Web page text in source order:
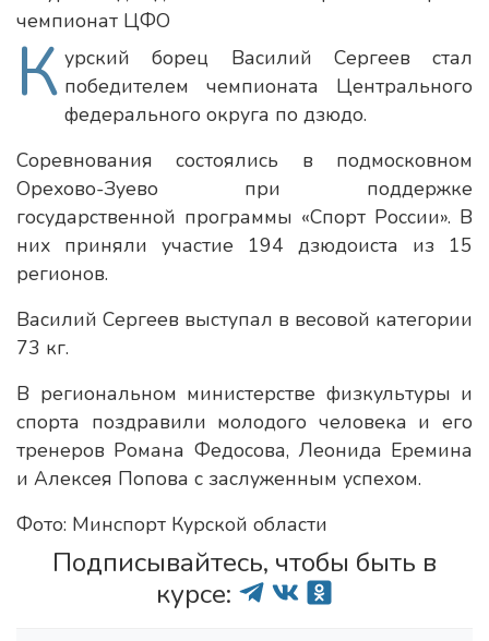
К урский борец Василий Сергеев стал
победителем чемпионата Центрального
федерального округа по дзюдо.
Соревнования состоялись в подмосковном
Орехово-Зуево при поддержке
государственной программы «Спорт России». В
них приняли участие 194 дзюдоиста из 15
регионов.
Василий Сергеев выступал в весовой категории
73 кг.
В региональном министерстве физкультуры и
спорта поздравили молодого человека и его
тренеров Романа Федосова, Леонида Еремина
и Алексея Попова с заслуженным успехом.
Фото: Минспорт Курской области
Подписывайтесь, чтобы быть в
курсе: